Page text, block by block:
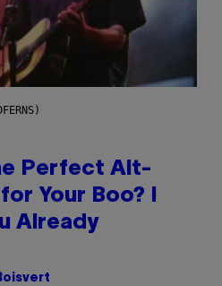
Perfect Alt-
Your Boo? I
Already